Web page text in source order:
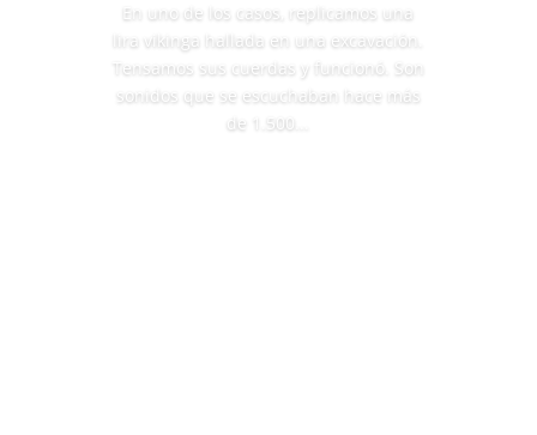
En uno de los casos, replicamos una
lira vikinga hallada en una excavación.
Tensamos sus cuerdas y funcionó. Son
sonidos que se escuchaban hace más
de 1.500...